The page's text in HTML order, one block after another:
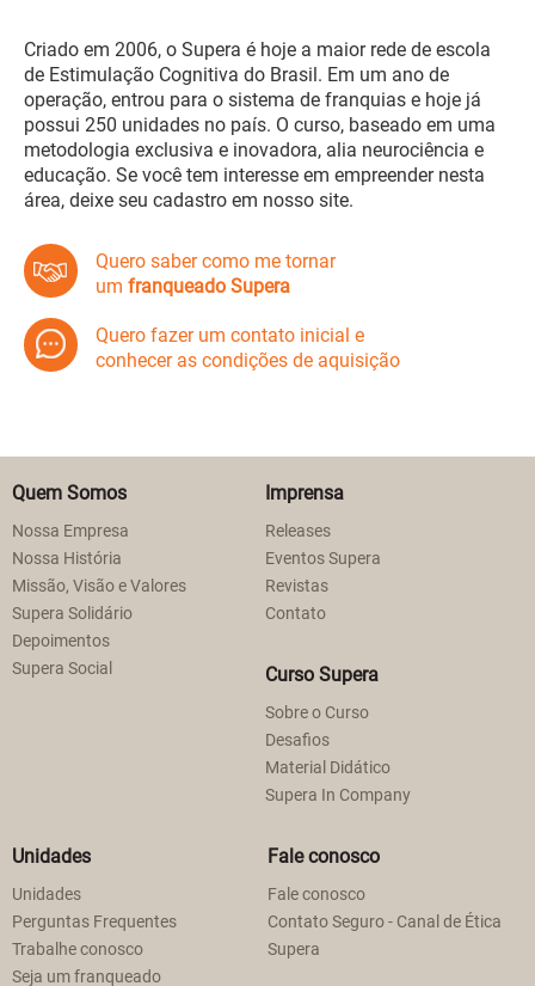
Criado em 2006, o Supera é hoje a maior rede de escola
de Estimulação Cognitiva do Brasil. Em um ano de
operação, entrou para o sistema de franquias e hoje já
possui 250 unidades no país. O curso, baseado em uma
metodologia exclusiva e inovadora, alia neurociência e
educação. Se você tem interesse em empreender nesta
área, deixe seu cadastro em nosso site.
Quero saber como me tornar
um franqueado Supera
Quero fazer um contato inicial e
conhecer as condições de aquisição
Quem Somos
Nossa Empresa
Nossa História
Missão, Visão e Valores
Supera Solidário
Depoimentos
Supera Social
Imprensa
Releases
Eventos Supera
Revistas
Contato
Curso Supera
Sobre o Curso
Desafios
Material Didático
Supera In Company
Unidades
Unidades
Perguntas Frequentes
Trabalhe conosco
Seja um franqueado
Fale conosco
Fale conosco
Contato Seguro - Canal de Ética
Supera